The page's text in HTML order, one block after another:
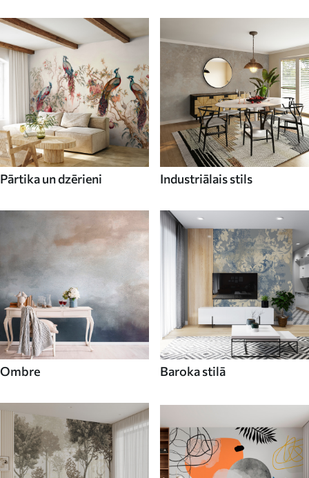
Pārtika un dzērieni Industriālais stils
Ombre Baroka stilā